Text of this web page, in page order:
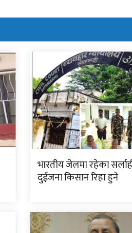
भारतीय जेलमा रहेका
दुईजना किसान रिहा हुने